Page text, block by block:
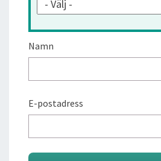
Namn
E-postadress